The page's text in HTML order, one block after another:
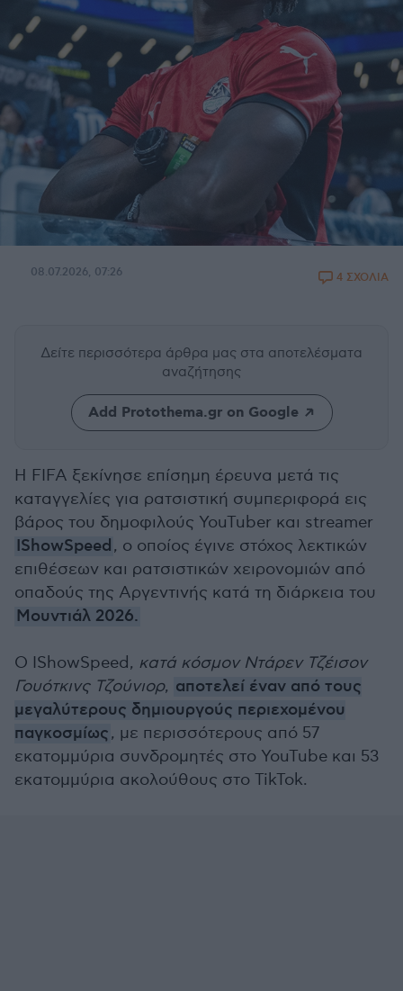
08.07.2026, 07:26 4 ΣΧΟΛΙΑ
Δείτε περισσότερα άρθρα μας στα αποτελέσματα
αναζήτησης
Add Protothema.gr on Google
Η FIFA ξεκίνησε επίσημη έρευνα μετά τις
καταγγελίες για ρατσιστική συμπεριφορά εις
βάρος του δημοφιλούς YouTuber και streamer
IShowSpeed, ο οποίος έγινε στόχος λεκτικών
επιθέσεων και ρατσιστικών χειρονομιών από
οπαδούς της Αργεντινής κατά τη διάρκεια του
Μουντιάλ 2026.
Ο IShowSpeed, κατά κόσμον Ντάρεν Τζέισον
Γουότκινς Τζούνιορ, αποτελεί έναν από τους
μεγαλύτερους δημιουργούς περιεχομένου
παγκοσμίως, με περισσότερους από 57
εκατομμύρια συνδρομητές στο YouTube και 53
εκατομμύρια ακολούθους στο TikTok.